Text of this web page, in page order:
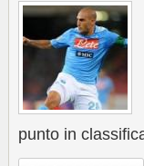
punto in